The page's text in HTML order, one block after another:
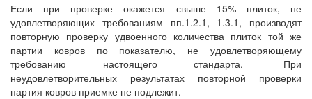
Если при проверке окажется свыше 15% плиток, не
удовлетворяющих требованиям пп.1.2.1, 1.3.1, производят
повторную проверку удвоенного количества плиток той же
партии ковров по показателю, не удовлетворяющему
требованию настоящего стандарта.
При
неудовлетворительных результатах повторной проверки
партия ковров приемке не подлежит.